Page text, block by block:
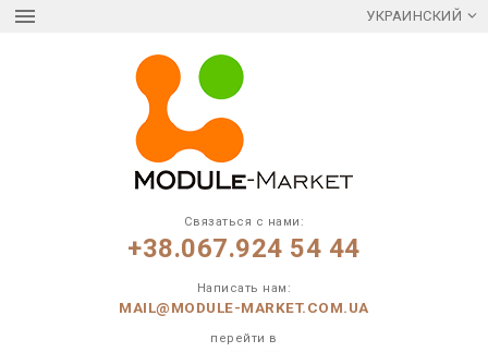
УКРАИНСКИЙ
Связаться с нами:
+38.067.924 54 44
Написать нам:
MAIL@MODULE-MARKET.COM.UA
перейти в